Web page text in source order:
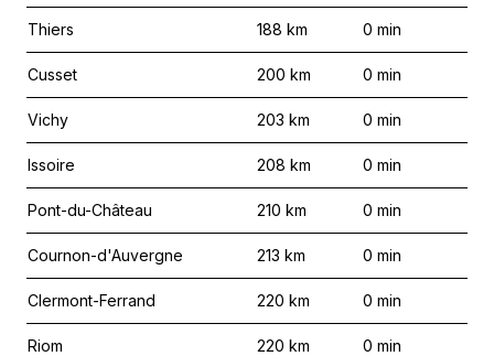
Thiers 188 km 0 min
Cusset 200 km 0 min
Vichy 203 km 0 min
Issoire 208 km 0 min
Pont-du-Château 210 km 0 min
Cournon-d'Auvergne 213 km 0 min
Clermont-Ferrand 220 km 0 min
Riom 220 km 0 min